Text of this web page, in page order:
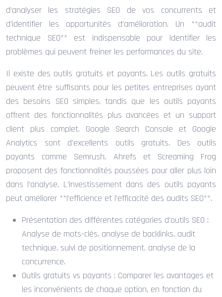
d’analyser les stratégies SEO de vos concurrents et
d’identifier les opportunités d’amélioration. Un **audit
technique SEO** est indispensable pour identifier les
problèmes qui peuvent freiner les performances du site.
Il existe des outils gratuits et payants. Les outils gratuits
peuvent être suffisants pour les petites entreprises ayant
des besoins SEO simples, tandis que les outils payants
offrent des fonctionnalités plus avancées et un support
client plus complet. Google Search Console et Google
Analytics sont d’excellents outils gratuits. Des outils
payants comme Semrush, Ahrefs et Screaming Frog
proposent des fonctionnalités poussées pour aller plus loin
dans l’analyse. L’investissement dans des outils payants
peut améliorer **l’efficience et l’efficacité des audits SEO**.
Présentation des différentes catégories d’outils SEO :
Analyse de mots-clés, analyse de backlinks, audit
technique, suivi de positionnement, analyse de la
concurrence.
Outils gratuits vs payants : Comparer les avantages et
les inconvénients de chaque option, en fonction du